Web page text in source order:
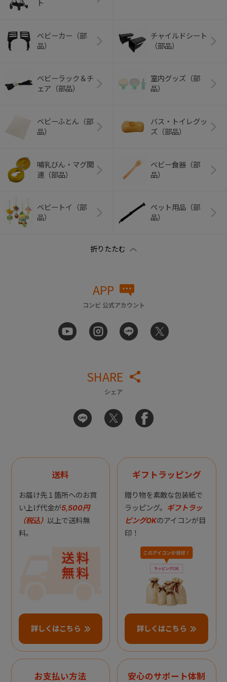
ト
ベビーカー（部
品）
チャイルドシート
（部品）
ベビーラック＆チ
ェア（部品）
室内グッズ（部
品）
ベビーふとん（部
品）
バス・トイレグッ
ズ（部品）
哺乳びん・マグ関
連（部品）
ベビー食器（部
品）
ベビートイ（部
品）
ペット用品（部
品）
APP
コンビ 公式アカウント
SHARE
シェア
送料
お届け先１箇所へのお買
い上げ代金が5,500円
（税込） 以上で送料無
料。
詳しくはこちら
ギフトラッピング
贈り物を素敵な包装紙で
ラッピング。 ギフトラッ
ピングOKのアイコンが目
印！
詳しくはこちら
お支払い方法 安心のサポート体制